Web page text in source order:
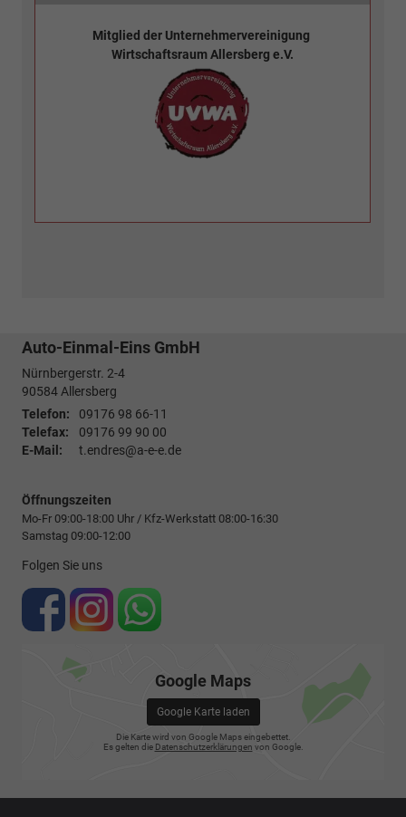
Mitglied der Unternehmervereinigung
Wirtschaftsraum Allersberg e.V.
Auto-Einmal-Eins GmbH
Nürnbergerstr. 2-4
90584Allersberg
Telefon:
09176 98 66-11
Telefax:
09176 99 90 00
E-Mail:
t.endres@a-e-e.de
Öffnungszeiten
Mo-Fr 09:00-18:00 Uhr / Kfz-Werkstatt 08:00-16:30
Samstag 09:00-12:00
Folgen Sie uns
Google Maps
Google Karte laden
Die Karte wird von Google Maps eingebettet.
Es gelten die Datenschutzerklärungen von Google.